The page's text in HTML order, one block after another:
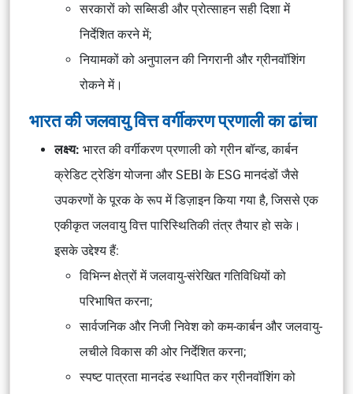
सरकारों को सब्सिडी और प्रोत्साहन सही दिशा में
निर्देशित करने में;
नियामकों को अनुपालन की निगरानी और ग्रीनवॉशिंग
रोकने में।
भारत की जलवायु वित्त वर्गीकरण प्रणाली का ढांचा
लक्ष्य: भारत की वर्गीकरण प्रणाली को ग्रीन बॉन्ड, कार्बन
क्रेडिट ट्रेडिंग योजना और SEBI के ESG मानदंडों जैसे
उपकरणों के पूरक के रूप में डिज़ाइन किया गया है, जिससे एक
एकीकृत जलवायु वित्त पारिस्थितिकी तंत्र तैयार हो सके।
इसके उद्देश्य हैं:
विभिन्न क्षेत्रों में जलवायु-संरेखित गतिविधियों को
परिभाषित करना;
सार्वजनिक और निजी निवेश को कम-कार्बन और जलवायु-
लचीले विकास की ओर निर्देशित करना;
स्पष्ट पात्रता मानदंड स्थापित कर ग्रीनवॉशिंग को